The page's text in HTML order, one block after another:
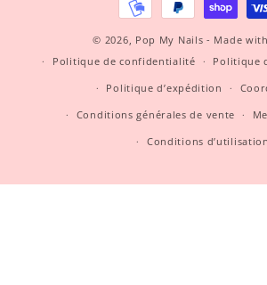
© 2026, Pop My Nails - Made
Politique de confidentialité
Politique
Politique d’expédition
Conditions générales de vente
Conditions d’utilisation